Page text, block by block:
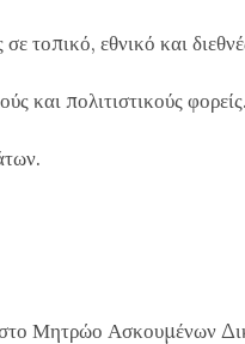
τοπικό, εθνικό και
και πολιτιστικούς φορείς.
στο Μητρώο Ασκουμένων